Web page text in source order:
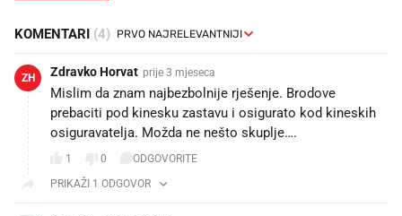
KOMENTARI (4)
ZH Zdravko Horvat prije 3 mjeseca
Mislim da znam najbezbolnije rješenje. Brodove
prebaciti pod kinesku zastavu i osigurato kod kineskih
osiguravatelja. Možda ne nešto skuplje….
1 0
ODGOVORITE
PRIKAŽI 1 ODGOVOR